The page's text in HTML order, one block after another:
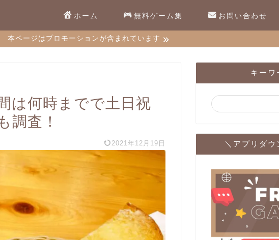
ホーム 無料ゲーム集 お問い合わせ
本ページはプロモーションが含まれています
は何時までで土日祝
調査！
2021年12月19日
キーワ
＼アプリダウ